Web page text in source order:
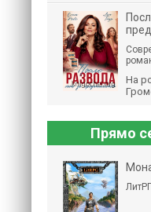
На
Прямо